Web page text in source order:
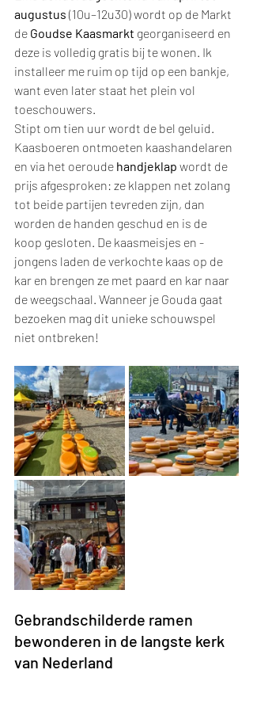
augustus (10u–12u30) wordt op de Markt
de Goudse Kaasmarkt georganiseerd en
deze is volledig gratis bij te wonen. Ik
installeer me ruim op tijd op een bankje,
want even later staat het plein vol
toeschouwers.
Stipt om tien uur wordt de bel geluid.
Kaasboeren ontmoeten kaashandelaren
en via het oeroude handjeklap wordt de
prijs afgesproken: ze klappen net zolang
tot beide partijen tevreden zijn, dan
worden de handen geschud en is de
koop gesloten. De kaasmeisjes en -
jongens laden de verkochte kaas op de
kar en brengen ze met paard en kar naar
de weegschaal. Wanneer je Gouda gaat
bezoeken mag dit unieke schouwspel
niet ontbreken!
Gebrandschilderde ramen
bewonderen in de langste kerk
van Nederland